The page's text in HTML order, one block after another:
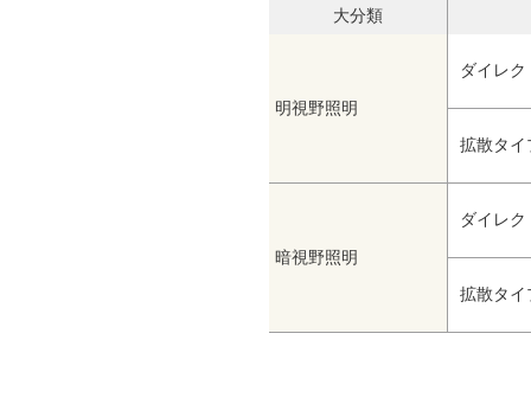
大分類
明視野照明
ダイレ
拡散タイ
暗視野照明
ダイレ
拡散タイ